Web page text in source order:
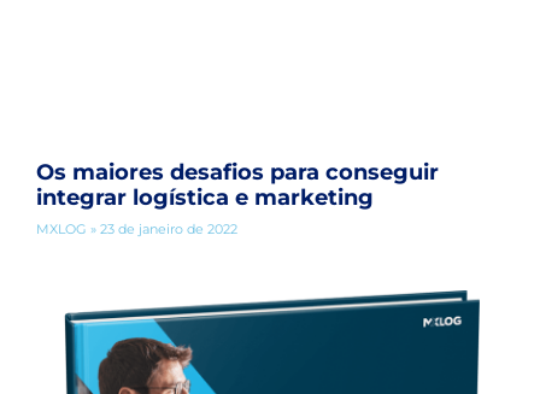
Os maiores desafios para conseguir
integrar logística e marketing
MXLOG 23 de janeiro de 2022